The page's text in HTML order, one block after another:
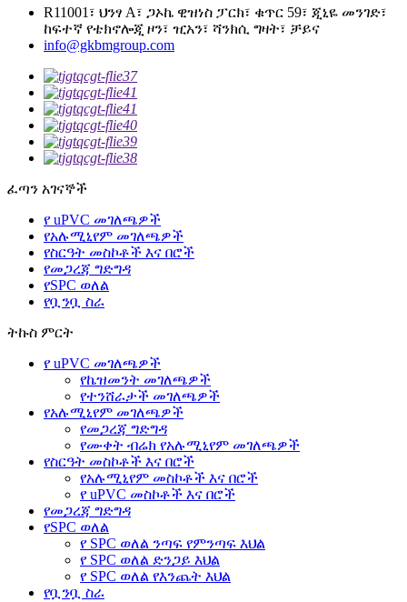
R11001፣ ህንፃ A፣ ጋኦኬ ዊዝነስ ፓርክ፣ ቁጥር 59፣ ጂኒዬ መንገድ፣
ከፍተኛ የቴክኖሎጂ ዞን፣ ዢአን፣ ሻንክሲ ግዛት፣ ቻይና
info@gkbmgroup.com
ፈጣን አገናኞች
የ uPVC መገለጫዎች
የአሉሚኒየም መገለጫዎች
የስርዓት መስኮቶች እና በሮች
የመጋረጃ ግድግዳ
የSPC ወለል
የቧንቧ ስራ
ትኩስ ምርት
የ uPVC መገለጫዎች
የኬዝመንት መገለጫዎች
የተንሸራታች መገለጫዎች
የአሉሚኒየም መገለጫዎች
የመጋረጃ ግድግዳ
የሙቀት ብሬክ የአሉሚኒየም መገለጫዎች
የስርዓት መስኮቶች እና በሮች
የአሉሚኒየም መስኮቶች እና በሮች
የ uPVC መስኮቶች እና በሮች
የመጋረጃ ግድግዳ
የSPC ወለል
የ SPC ወለል ንጣፍ የምንጣፍ እህል
የ SPC ወለል ድንጋይ እህል
የ SPC ወለል የእንጨት እህል
የቧንቧ ስራ